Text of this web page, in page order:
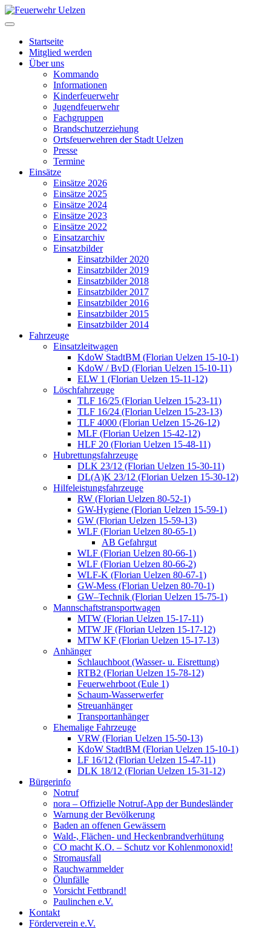
Startseite
Mitglied werden
Über uns
Kommando
Informationen
Kinderfeuerwehr
Jugendfeuerwehr
Fachgruppen
Brandschutzerziehung
Ortsfeuerwehren der Stadt Uelzen
Presse
Termine
Einsätze
Einsätze 2026
Einsätze 2025
Einsätze 2024
Einsätze 2023
Einsätze 2022
Einsatzarchiv
Einsatzbilder
Einsatzbilder 2020
Einsatzbilder 2019
Einsatzbilder 2018
Einsatzbilder 2017
Einsatzbilder 2016
Einsatzbilder 2015
Einsatzbilder 2014
Fahrzeuge
Einsatzleitwagen
KdoW StadtBM (Florian Uelzen 15-10-1)
KdoW / BvD (Florian Uelzen 15-10-11)
ELW 1 (Florian Uelzen 15-11-12)
Löschfahrzeuge
TLF 16/25 (Florian Uelzen 15-23-11)
TLF 16/24 (Florian Uelzen 15-23-13)
TLF 4000 (Florian Uelzen 15-26-12)
MLF (Florian Uelzen 15-42-12)
HLF 20 (Florian Uelzen 15-48-11)
Hubrettungsfahrzeuge
DLK 23/12 (Florian Uelzen 15-30-11)
DL(A)K 23/12 (Florian Uelzen 15-30-12)
Hilfeleistungsfahrzeuge
RW (Florian Uelzen 80-52-1)
GW-Hygiene (Florian Uelzen 15-59-1)
GW (Florian Uelzen 15-59-13)
WLF (Florian Uelzen 80-65-1)
AB Gefahrgut
WLF (Florian Uelzen 80-66-1)
WLF (Florian Uelzen 80-66-2)
WLF-K (Florian Uelzen 80-67-1)
GW-Mess (Florian Uelzen 80-70-1)
GW–Technik (Florian Uelzen 15-75-1)
Mannschaftstransportwagen
MTW (Florian Uelzen 15-17-11)
MTW JF (Florian Uelzen 15-17-12)
MTW KF (Florian Uelzen 15-17-13)
Anhänger
Schlauchboot (Wasser- u. Eisrettung)
RTB2 (Florian Uelzen 15-78-12)
Feuerwehrboot (Eule 1)
Schaum-Wasserwerfer
Streuanhänger
Transportanhänger
Ehemalige Fahrzeuge
VRW (Florian Uelzen 15-50-13)
KdoW StadtBM (Florian Uelzen 15-10-1)
LF 16/12 (Florian Uelzen 15-47-11)
DLK 18/12 (Florian Uelzen 15-31-12)
Bürgerinfo
Notruf
nora – Offizielle Notruf-App der Bundesländer
Warnung der Bevölkerung
Baden an offenen Gewässern
Wald-, Flächen- und Heckenbrandverhütung
CO macht K.O. – Schutz vor Kohlenmonoxid!
Stromausfall
Rauchwarnmelder
Ölunfälle
Vorsicht Fettbrand!
Paulinchen e.V.
Kontakt
Förderverein e.V.